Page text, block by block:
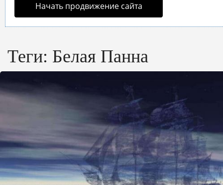
Начать продвижение сайта
Теги: Белая Панна